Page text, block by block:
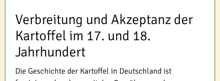
Verbreitung und Akzeptanz der
Kartoffel im 17. und 18.
Jahrhundert
Die Geschichte der Kartoffel in Deutschland ist